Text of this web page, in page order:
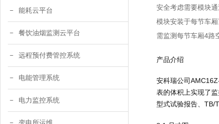
能耗云平台
餐饮油烟监测云平台
远程预付费管控系统
电能管理系统
电力监控系统
安全考虑需要模块
模块安装于每节车
需监测每节车厢4路
产品介绍
安科瑞公司
表的体积上实现了
型式试验报告、TB/